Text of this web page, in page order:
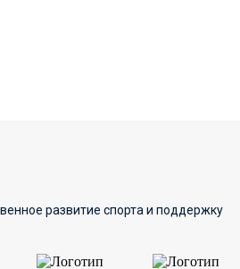
развитие спорта и поддержку